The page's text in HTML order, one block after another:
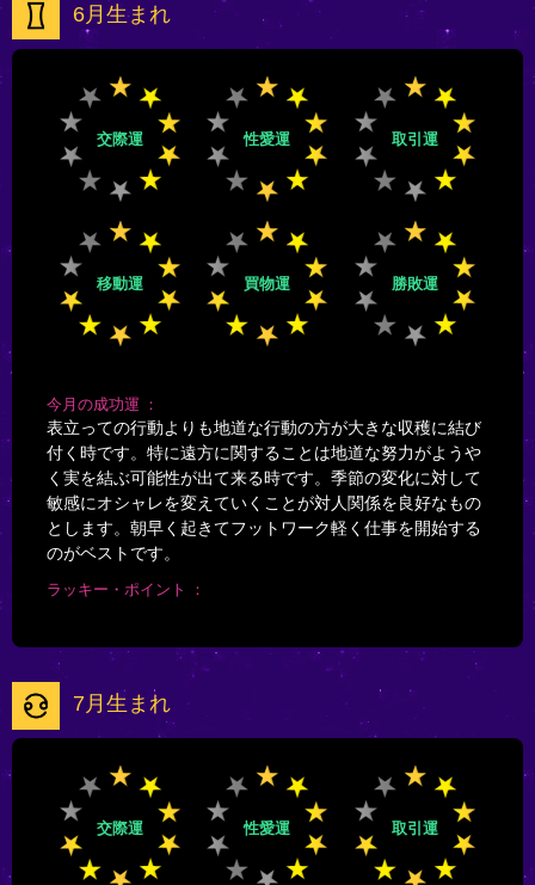
6月生まれ
交際運 性愛運 取引運
移動運 買物運 勝敗運
今月の成功運
表立っての行動よりも地道な行動の方が大きな収穫に結び
付く時です。特に遠方に関することは地道な努力がようや
く実を結ぶ可能性が出て来る時です。季節の変化に対して
敏感にオシャレを変えていくことが対人関係を良好なもの
とします。朝早く起きてフットワーク軽く仕事を開始する
のがベストです。
ラッキー・ポイント
7月生まれ
交際運 性愛運 取引運